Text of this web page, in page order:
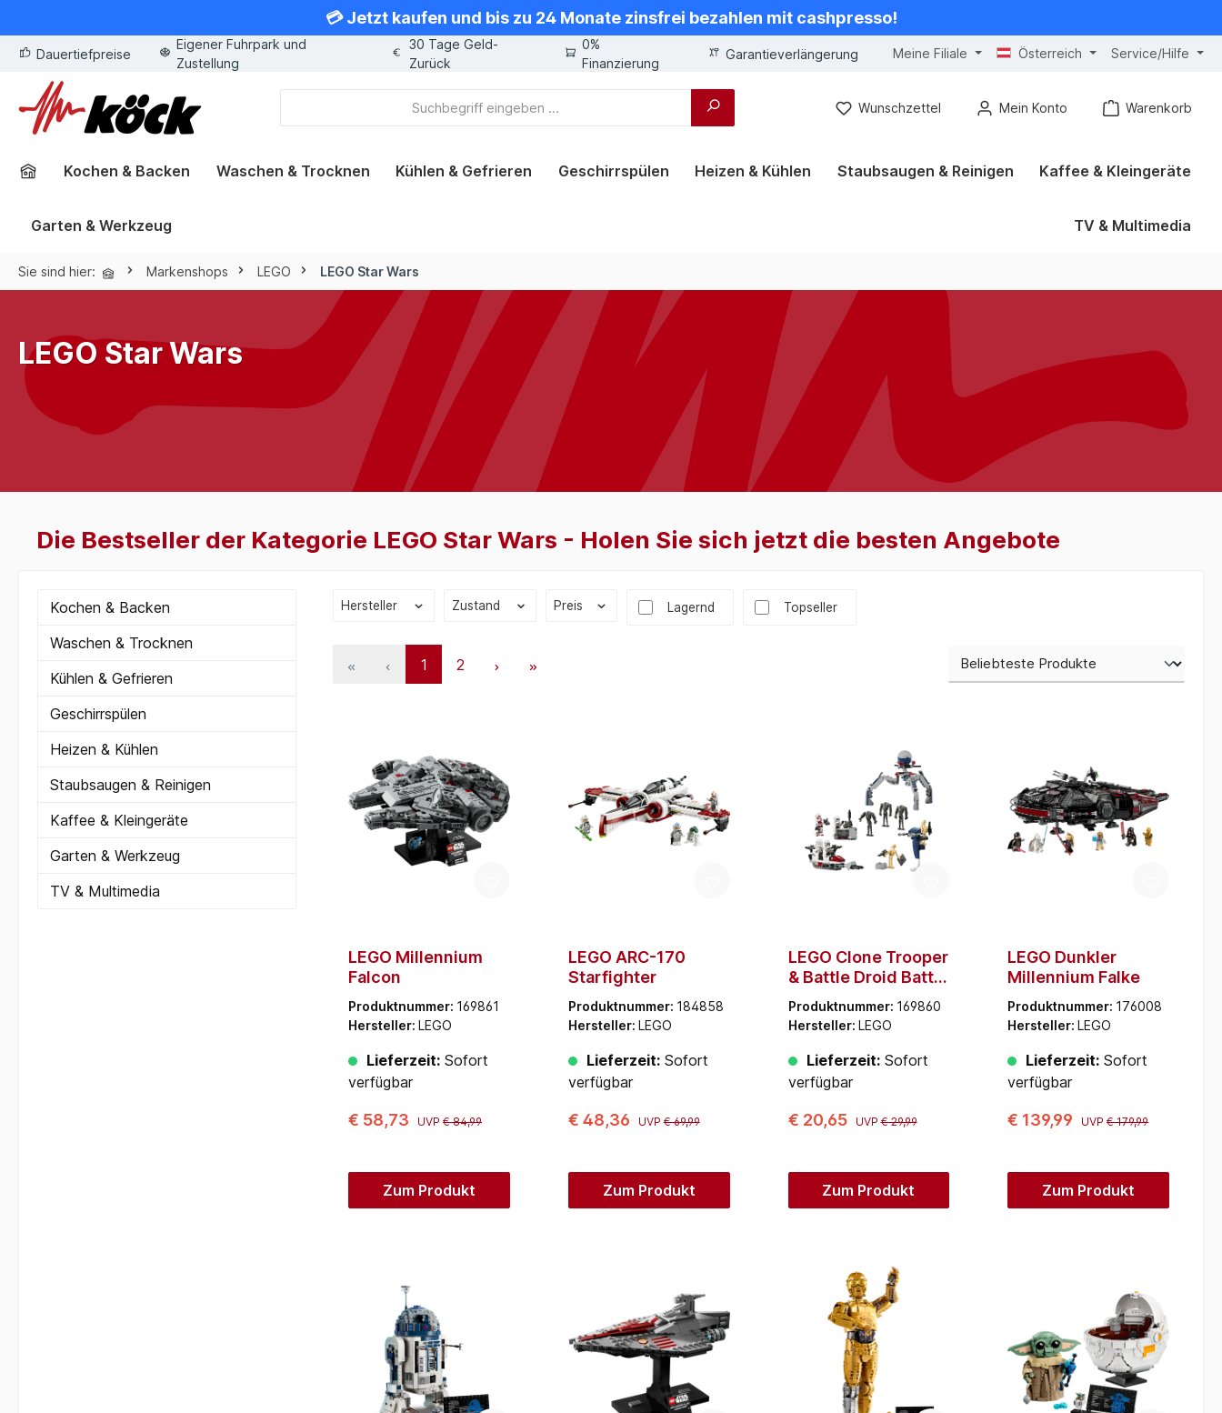
💳 Jetzt kaufen und bis zu 24 Monate zinsfrei bezahlen mit cashpresso!
Dauertiefpreise
Eigener Fuhrpark und
Zustellung
30 Tage Geld-
Zurück
0%
Finanzierung
Garantieverlängerung Meine Filiale Österreich Service/Hilfe
Wunschzettel Mein Konto Warenkorb
Kochen & Backen Waschen & Trocknen Kühlen & Gefrieren Geschirrspülen Heizen & Kühlen Staubsaugen & Reinigen Kaffee & Kleingeräte
Garten & Werkzeug TV & Multimedia
Sie sind hier: Markenshops LEGO LEGO Star Wars
LEGO Star Wars
Die Bestseller der Kategorie LEGO Star Wars - Holen Sie sich jetzt die besten Angebote
Kochen & Backen
Waschen & Trocknen
Kühlen & Gefrieren
Geschirrspülen
Heizen & Kühlen
Staubsaugen & Reinigen
Kaffee & Kleingeräte
Garten & Werkzeug
TV & Multimedia
Hersteller Zustand Preis Lagernd Topseller
1 2
LEGO Millennium
Falcon
Produktnummer: 169861
Hersteller: LEGO
Lieferzeit: Sofort
verfügbar
€ 58,73 UVP € 84,99
Zum Produkt
LEGO ARC-170
Starfighter
Produktnummer: 184858
Hersteller: LEGO
Lieferzeit:Sofort
verfügbar
€ 48,36 UVP€ 69,99
Zum Produkt
LEGO Clone Trooper
& Battle Droid Battle
Pack
Produktnummer: 169860
Hersteller: LEGO
Lieferzeit:Sofort
verfügbar
€ 20,65 UVP€ 29,99
Zum Produkt
LEGO Dunkler
Millennium Falke
Produktnummer: 176008
Hersteller:LEGO
Lieferzeit: Sofort
verfügbar
€ 139,99 UVP€ 179,99
Zum Produkt